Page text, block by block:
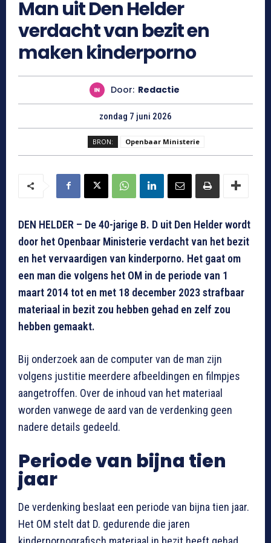
Man uit Den Helder
verdacht van bezit en
maken kinderporno
Door: Redactie
zondag 7 juni 2026
BRON: Openbaar Ministerie
DEN HELDER – De 40-jarige B. D uit Den Helder wordt
door het Openbaar Ministerie verdacht van het bezit
en het vervaardigen van kinderporno. Het gaat om
een man die volgens het OM in de periode van 1
maart 2014 tot en met 18 december 2023 strafbaar
materiaal in bezit zou hebben gehad en zelf zou
hebben gemaakt.
Bij onderzoek aan de computer van de man zijn
volgens justitie meerdere afbeeldingen en filmpjes
aangetroffen. Over de inhoud van het materiaal
worden vanwege de aard van de verdenking geen
nadere details gedeeld.
Periode van bijna tien
jaar
De verdenking beslaat een periode van bijna tien jaar.
Het OM stelt dat D. gedurende die jaren